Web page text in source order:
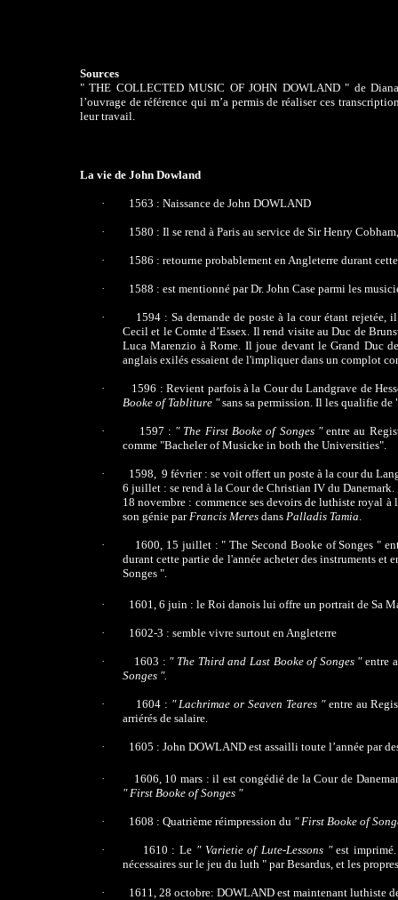
Sources
" THE COLLECTED MUSIC OF JOHN DOWLAND " de
l’ouvrage de référence qui m’a permis de réaliser ces
leur travail.
La vie de John Dowland
· 1563 : Naissance de John DOWLAND
· 1580 : Il se rend à Paris au service de Sir Henry
· 1586 : retourne probablement en Angleterre durant
· 1588 : est mentionné par Dr. John Case parmi les
·
1594 : Sa demande de poste à la cour étant
Cecil et le Comte d’Essex. Il rend visite au Duc de
Luca Marenzio à Rome. Il joue devant le Grand Duc
anglais exilés essaient de l'impliquer dans un complot
·
1596 : Revient parfois à la Cour du Landgrave de
Booke of Tabliture "sans sa permission. Il les qualifie de
· 1597 : " The First Booke of Songes "entre au
comme "Bacheler of Musicke in both the Universities".
·
1598, 9 février : se voit offert un poste à la cour du
6 juillet : se rend à la Cour de Christian IV du Danemark.
18 novembre : commence ses devoirs de luthiste royal
son génie parFrancis Meres dans Palladis Tamia.
·
1600, 15 juillet : " The Second Booke of Songes "
durant cette partie de l'année acheter des instruments et
Songes ".
· 1601, 6 juin : le Roi danois lui offre un portrait de Sa
· 1602-3 : semble vivre surtout en Angleterre
· 1603 : " The Third and Last Booke of Songes "entre
Songes ".
· 1604 : " Lachrimae or Seaven Teares " entre au
arriérés de salaire.
· 1605 : John DOWLAND est assailli toute l’année par
· 1606, 10 mars : il est congédié de la Cour de
" First Booke of Songes "
· 1608 : Quatrième réimpression du " First Booke of
· 1610 : Le " Varietie of Lute-Lessons "est
nécessaires sur le jeu du luth " par Besardus, et les
· 1611, 28 octobre: DOWLAND est maintenant luthiste